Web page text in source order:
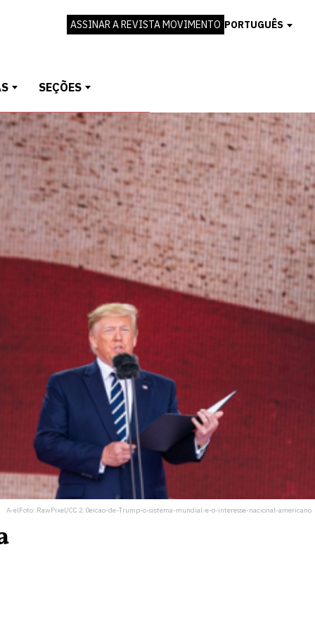
ASSINAR A REVISTA MOVIMENTO PORTUGUÊS
SEÇÕES
A-elFoto: RawPixel/CC 2.0eicao-de-Trump-o-sistema-mundial-e-o-interesse-nacional-americano